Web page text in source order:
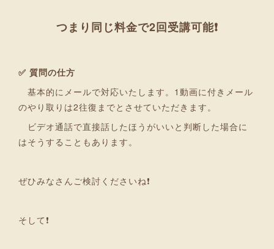
つまり同じ料金で2回受講可能❗
✅ 質問の仕方
基本的にメールで対応いたします。1動画に付きメール
のやり取りは2往復までとさせていただきます。
ビデオ通話で直接話したほうがいいと判断した場合に
はそうすることもあります。
ぜひみなさんご検討くださいね❗
そして❗